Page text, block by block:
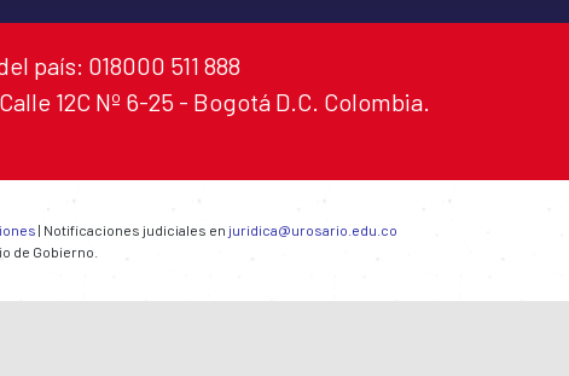
país: 018000 511 888
12C Nº 6-25 - Bogotá D.C. Colombia.
| Notificaciones judiciales en juridica@urosario.edu.co
de Gobierno.